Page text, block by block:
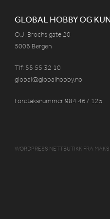
GLOBAL HOBBY OG
O.J. Brochs gate 20
5006 Bergen
Tlf: 55 55 32 10
global@globalhobby.no
Foretaksnummer 984 467 125
WORDPRESS NETTBUTIKK FRA